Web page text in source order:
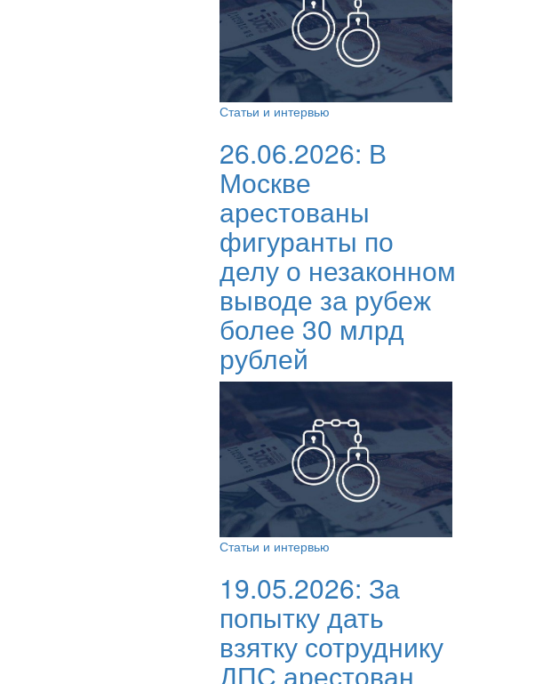
Статьи и интервью
26.06.2026: В
Москве
арестованы
фигуранты по
делу о незаконном
выводе за рубеж
более 30 млрд
рублей
Статьи и интервью
19.05.2026: За
попытку дать
взятку сотруднику
ДПС арестован